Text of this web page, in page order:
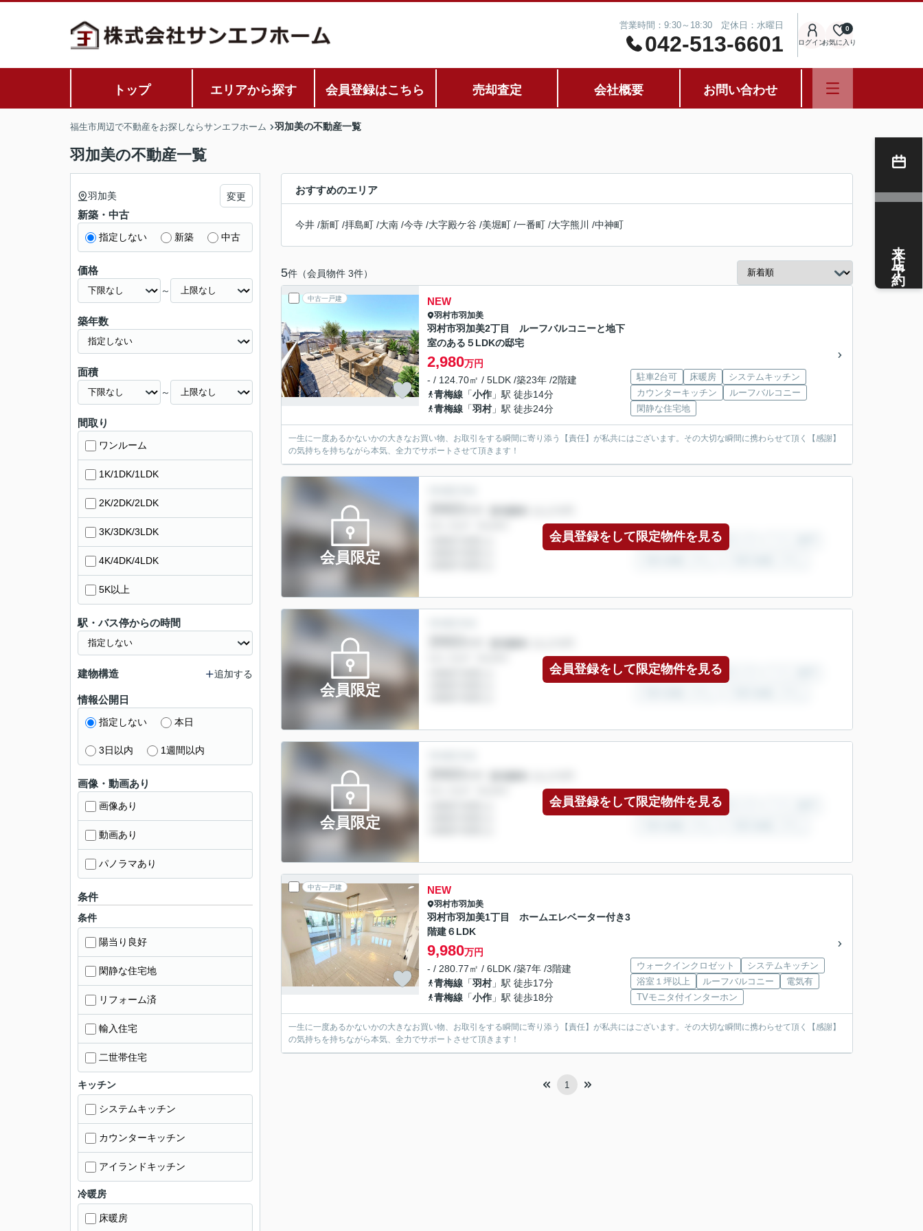
営業時間：9:30～18:30 定休日：水曜日
042-513-6601 ログインお気に入り
0
トップ エリアから探す 会員登録はこちら 売却査定 会社概要 お問い合わせ
福生市周辺で不動産をお探しならサンエフホーム 羽加美の不動産一覧
羽加美の不動産一覧
おすすめのエリア
今井 /新町 /拝島町 /大南 /今寺 /大字殿ケ谷 /美堀町 /一番町 /大字熊川 /中神町
5件（会員物件 3件）
中古一戸建 NEW
羽村市羽加美
羽村市羽加美2丁目 ルーフバルコニーと地下
室のある５LDKの邸宅
2,980万円
- / 124.70㎡ / 5LDK /築23年 /2階建
青梅線 「小作 」駅 徒歩14分
青梅線 「羽村」駅 徒歩24分
駐車2台可 床暖房
システムキッチン
カウンターキッチン
ルーフバルコニー
閑静な住宅地
一生に一度あるかないかの大きなお買い物、お取引をする瞬間に寄り添う【責任】が私共にはございます。その大切な瞬間に携わらせて頂く【感謝】
の気持ちを持ちながら本気、全力でサポートさせて頂きます！
会員限定
会員登録をして限定物件を見る
会員限定
会員登録をして限定物件を見る
会員限定
会員登録をして限定物件を見る
中古一戸建 NEW
羽村市羽加美
羽村市羽加美1丁目 ホームエレベーター付き3
階建６LDK
9,980万円
- / 280.77㎡ / 6LDK /築7年 /3階建
青梅線 「羽村」駅 徒歩17分
青梅線 「小作 」駅 徒歩18分
ウォークインクロゼット
システムキッチン
浴室１坪以上
ルーフバルコニー
電気有
TVモニタ付インターホン
一生に一度あるかないかの大きなお買い物、お取引をする瞬間に寄り添う【責任】が私共にはございます。その大切な瞬間に携わらせて頂く【感謝】
の気持ちを持ちながら本気、全力でサポートさせて頂きます！
1
羽加美 変更
新築・中古
指定しない 新築 中古
価格
～
築年数
面積
～
間取り
ワンルーム
1K/1DK/1LDK
2K/2DK/2LDK
3K/3DK/3LDK
4K/4DK/4LDK
5K以上
駅・バス停からの時間
建物構造 追加する
情報公開日
指定しない 本日
3日以内 1週間以内
画像・動画あり
画像あり
動画あり
パノラマあり
条件
条件
陽当り良好
閑静な住宅地
リフォーム済
輸入住宅
二世帯住宅
キッチン
システムキッチン
カウンターキッチン
アイランドキッチン
冷暖房
床暖房
来店予約